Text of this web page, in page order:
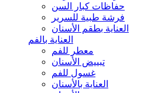
حفاظات كبار السن
فرشة طبية للسرير
العناية بطقم الأسنان
العناية بالفم
معطر للفم
تبييض الأسنان
غسول للفم
العناية بالأسنان